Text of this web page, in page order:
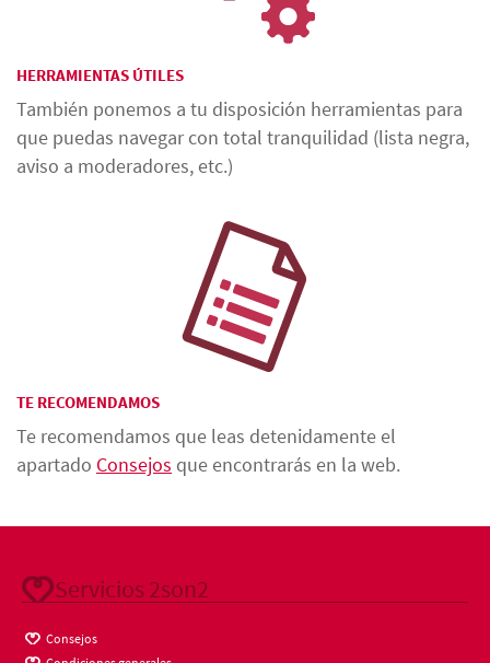
HERRAMIENTAS ÚTILES
También ponemos a tu disposición herramientas para
que puedas navegar con total tranquilidad (lista negra,
aviso a moderadores, etc.)
TE RECOMENDAMOS
Te recomendamos que leas detenidamente el
apartado Consejos que encontrarás en la web.
Servicios 2son2
Consejos